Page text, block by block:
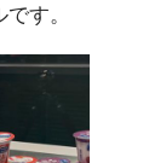
す。